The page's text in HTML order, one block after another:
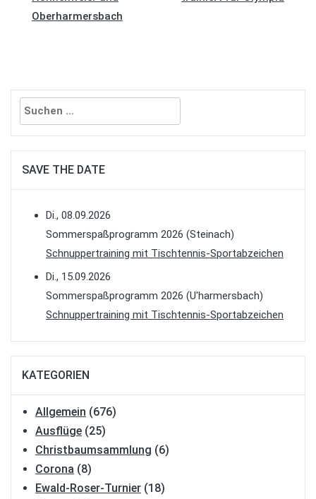
Oberharmersbach
Suchen
nach:
SAVE THE DATE
Di., 08.09.2026
Sommerspaßprogramm 2026 (Steinach)
Schnuppertraining mit Tischtennis-Sportabzeichen
Di., 15.09.2026
Sommerspaßprogramm 2026 (U'harmersbach)
Schnuppertraining mit Tischtennis-Sportabzeichen
KATEGORIEN
Allgemein (676)
Ausflüge (25)
Christbaumsammlung (6)
Corona (8)
Ewald-Roser-Turnier (18)